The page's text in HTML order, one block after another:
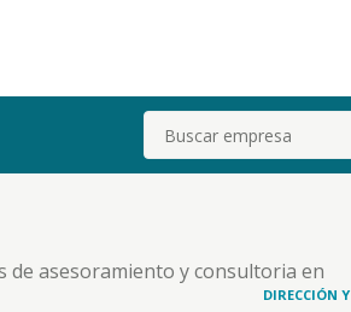
Buscar
de asesoramiento y consultoria en
DIRECCIÓN